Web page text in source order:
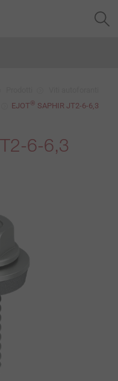
EJOT® SAPHIR JT2-6-6,3
6-6,3